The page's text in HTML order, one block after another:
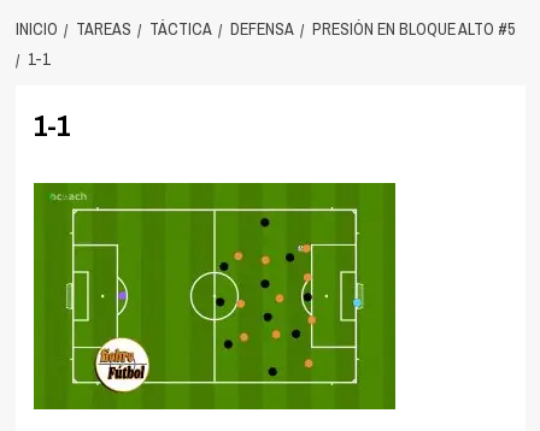
INICIO TAREAS TÁCTICA DEFENSA
PRESIÓN EN BLOQUE ALTO #5
1-1
1-1